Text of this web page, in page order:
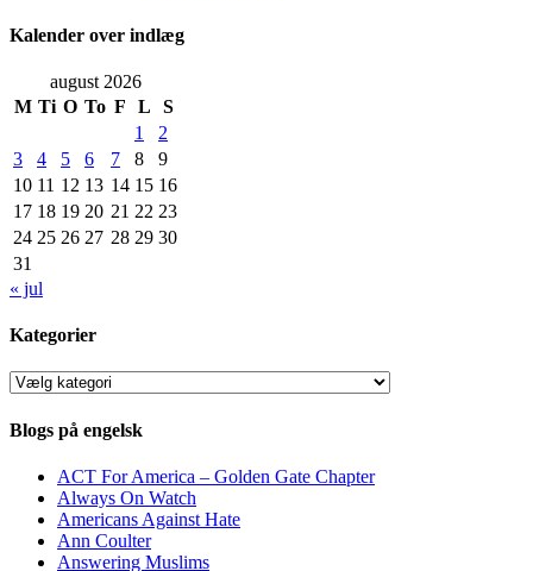
Kalender over indlæg
august 2026
M Ti O To F L
S
1
2
3
4 5 6 7 8
9
10 11 12 13 14 15 16
17 18 19 20 21 22 23
24 25 26 27 28 29 30
31
« jul
Kategorier
Kategorier
Blogs på engelsk
ACT For America – Golden Gate Chapter
Always On Watch
Americans Against Hate
Ann Coulter
Answering Muslims